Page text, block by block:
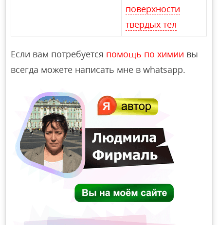
поверхности
твердых тел
Если вам потребуется помощь по химии вы
всегда можете написать мне в whatsapp.